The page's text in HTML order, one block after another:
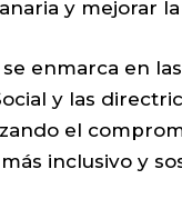
y mejorar
se enmarca en
y las
el
inclusivo y